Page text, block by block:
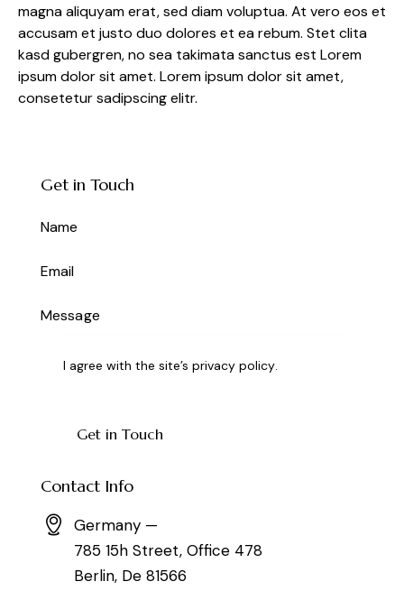
magna aliquyam erat, sed diam voluptua. At vero eos et
accusam et justo duo dolores et ea rebum. Stet clita
kasd gubergren, no sea takimata sanctus est Lorem
ipsum dolor sit amet. Lorem ipsum dolor sit amet,
consetetur sadipscing elitr.
Get in Touch
I agree with the site’sprivacy policy.
Contact Info
Germany —
785 15h Street, Office 478
Berlin, De 81566